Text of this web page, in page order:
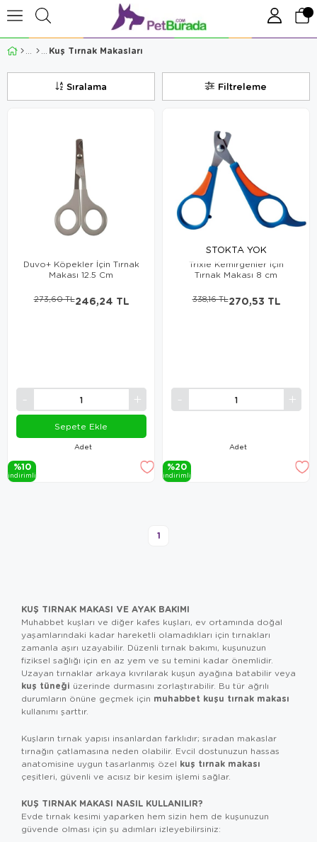
Kuş Tırnak Makasları
Filtreleme
Sıralama
Duvo+ Köpekler İçin Tırnak
Makası 12.5 Cm
Adet
246,24 TL
273,60 TL
Sepete Ekle
%10
i̇ndi̇ri̇mli̇
STOKTA YOK
Trixie Kemirgenler İçin
Tırnak Makası 8 cm
Adet
270,53 TL
338,16 TL
%20
i̇ndi̇ri̇mli̇
1
KUŞ TIRNAK MAKASI VE AYAK BAKIMI
Muhabbet kuşları ve diğer kafes kuşları, ev ortamında doğal
yaşamlarındaki kadar hareketli olamadıkları için tırnakları
zamanla aşırı uzayabilir. Düzenli tırnak bakımı, kuşunuzun
fiziksel sağlığı için en az yem ve su temini kadar önemlidir.
Uzayan tırnaklar arkaya kıvrılarak kuşun ayağına batabilir veya
kuş tüneği üzerinde durmasını zorlaştırabilir. Bu tür ağrılı
durumların önüne geçmek için muhabbet kuşu tırnak makası
kullanımı şarttır.
Kuşların tırnak yapısı insanlardan farklıdır; sıradan makaslar
tırnağın çatlamasına neden olabilir. Evcil dostunuzun hassas
anatomisine uygun tasarlanmış özel kuş tırnak makası
çeşitleri, güvenli ve acısız bir kesim işlemi sağlar.
KUŞ TIRNAK MAKASI NASIL KULLANILIR?
Evde tırnak kesimi yaparken hem sizin hem de kuşunuzun
güvende olması için şu adımları izleyebilirsiniz: